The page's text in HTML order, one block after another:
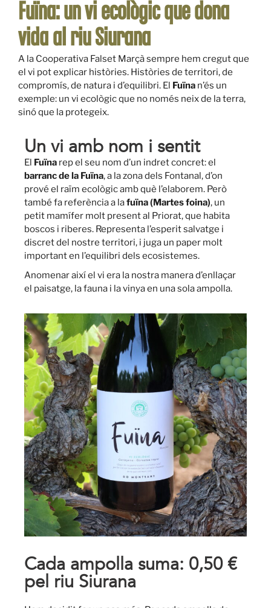
Fuïna: un vi ecològic que dona
vida al riu Siurana
A la Cooperativa Falset Marçà sempre hem cregut que
el vi pot explicar històries. Històries de territori, de
compromís, de natura i d’equilibri. El Fuïna n’és un
exemple: un vi ecològic que no només neix de la terra,
sinó que la protegeix.
Un vi amb nom i sentit
El Fuïna rep el seu nom d’un indret concret: el
barranc de la Fuïna, a la zona dels Fontanal, d’on
prové el raïm ecològic amb què l’elaborem. Però
també fa referència a lafuïna (Martes foina), un
petit mamífer molt present al Priorat, que habita
boscos i riberes. Representa l’esperit salvatge i
discret del nostre territori, i juga un paper molt
important en l’equilibri dels ecosistemes.
Anomenar així el vi era la nostra manera d’enllaçar
el paisatge, la fauna i la vinya en una sola ampolla.
Cada ampolla suma: 0,50 €
pel riu Siurana